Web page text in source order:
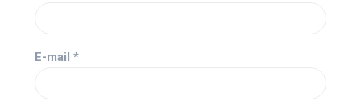
E-mail *